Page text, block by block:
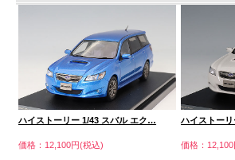
ハイストーリー 1/43 スバル エク…
価格：12,100円(税込)
ハイストー
価格：